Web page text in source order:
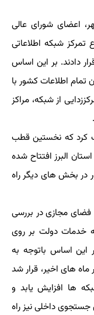
اعضای شورای عالی
تیرماه، موضوع تمرکز شبکه اطلاعاتی
دادند. بر این اساس
تمام اطلاعات کشور با
از شبکه، مراکز
کرد که نخستین قطب
البرز افتتاح شده
کشور در بخش های دیگر راه
فضای مجازی در بررسی
خدمات دولت بر روی
این اساس باتوجه به
های اخیر، قرار شد
ها افزایش یابد و
جستجوی داخلی نیز راه